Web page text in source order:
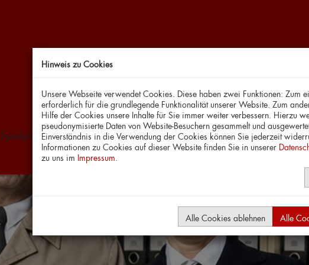
Spielplan & Tickets Repertoire Spielstätten
Hinweis zu Cookies
Unsere Webseite verwendet Cookies. Diese haben zwei Funktionen: Zum
erforderlich für die grundlegende Funktionalität unserer Website. Zum
Hilfe der Cookies unsere Inhalte für Sie immer weiter verbessern. Hierzu
pseudonymisierte Daten von Website-Besuchern gesammelt und
Einverständnis in die Verwendung der Cookies können Sie jederzeit
Informationen zu Cookies auf dieser Website finden Sie in unserer
zu uns im Impressum
Alle Cookies ablehnen Alle